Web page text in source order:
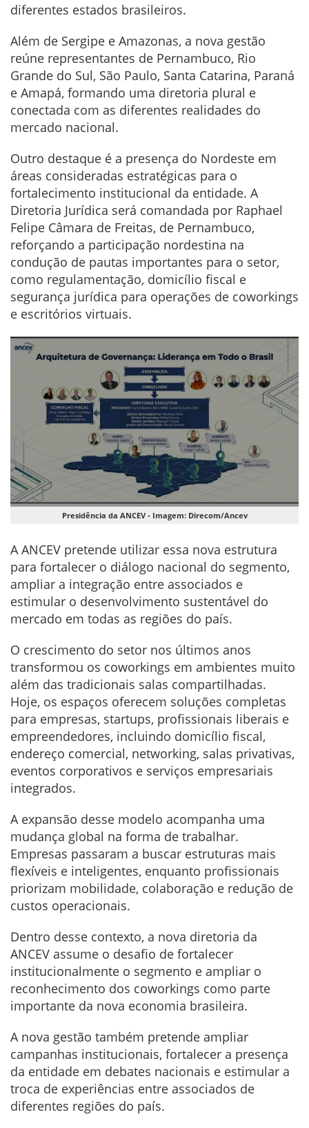
diferentes estados brasileiros.
Além de Sergipe e Amazonas, a nova gestão
reúne representantes de Pernambuco, Rio
Grande do Sul, São Paulo, Santa Catarina, Paraná
e Amapá, formando uma diretoria plural e
conectada com as diferentes realidades do
mercado nacional.
Outro destaque é a presença do Nordeste em
áreas consideradas estratégicas para o
fortalecimento institucional da entidade. A
Diretoria Jurídica será comandada por Raphael
Felipe Câmara de Freitas, de Pernambuco,
reforçando a participação nordestina na
condução de pautas importantes para o setor,
como regulamentação, domicílio fiscal e
segurança jurídica para operações de coworkings
e escritórios virtuais.
Presidência da ANCEV - Imagem: Direcom/Ancev
A ANCEV pretende utilizar essa nova estrutura
para fortalecer o diálogo nacional do segmento,
ampliar a integração entre associados e
estimular o desenvolvimento sustentável do
mercado em todas as regiões do país.
O crescimento do setor nos últimos anos
transformou os coworkings em ambientes muito
além das tradicionais salas compartilhadas.
Hoje, os espaços oferecem soluções completas
para empresas, startups, profissionais liberais e
empreendedores, incluindo domicílio fiscal,
endereço comercial, networking, salas privativas,
eventos corporativos e serviços empresariais
integrados.
A expansão desse modelo acompanha uma
mudança global na forma de trabalhar.
Empresas passaram a buscar estruturas mais
flexíveis e inteligentes, enquanto profissionais
priorizam mobilidade, colaboração e redução de
custos operacionais.
Dentro desse contexto, a nova diretoria da
ANCEV assume o desafio de fortalecer
institucionalmente o segmento e ampliar o
reconhecimento dos coworkings como parte
importante da nova economia brasileira.
A nova gestão também pretende ampliar
campanhas institucionais, fortalecer a presença
da entidade em debates nacionais e estimular a
troca de experiências entre associados de
diferentes regiões do país.